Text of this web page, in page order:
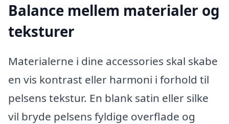
Balance mellem materialer og
teksturer
Materialerne i dine accessories skal skabe
en vis kontrast eller harmoni i forhold til
pelsens tekstur. En blank satin eller silke
vil bryde pelsens fyldige overflade og